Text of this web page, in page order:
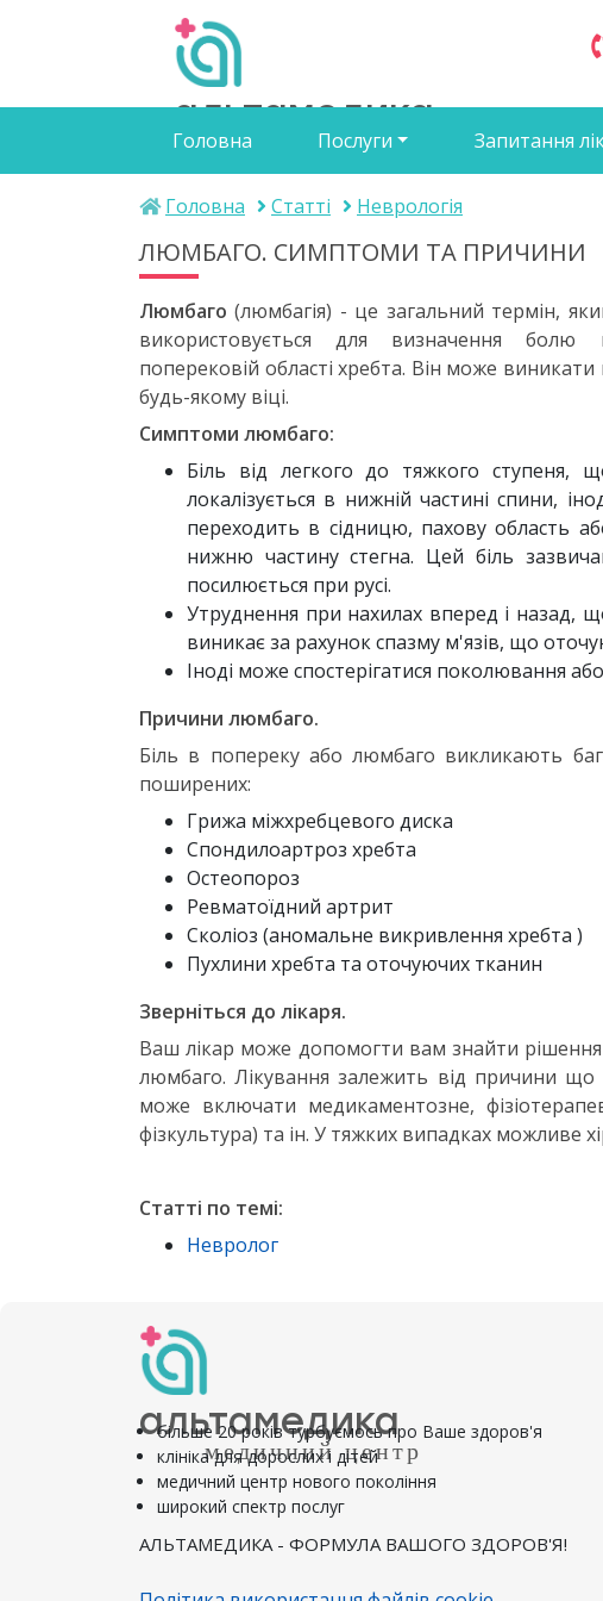
альтамедика
медичний центр
Головна Послуги Запитання
Головна Статті Неврологія
ЛЮМБАГО. СИМПТОМИ ТА ПРИЧИНИ
Люмбаго (люмбагія) - це загальний термін,
використовується для визначення болю
поперековій області хребта. Він може виникати
будь-якому віці.
Симптоми люмбаго:
Біль від легкого до тяжкого ступеня,
локалізується в нижній частині спини,
переходить в сідницю, пахову область
нижню частину стегна. Цей біль
посилюється при русі.
Утруднення при нахилах вперед і назад,
виникає за рахунок спазму м'язів, що
Іноді може спостерігатися поколювання або
Причини люмбаго.
Біль в попереку або люмбаго викликають
поширених:
Грижа міжхребцевого диска
Спондилоартроз хребта
Остеопороз
Ревматоїдний артрит
Сколіоз (аномальне викривлення хребта )
Пухлини хребта та оточуючих тканин
Зверніться до лікаря.
Ваш лікар може допомогти вам знайти
люмбаго. Лікування залежить від причини що
може включати медикаментозне,
фізкультура) та ін. У тяжких випадках можливе
Статті по темі:
Невролог
альтамедика
медичний центр
більше 20 років турбуємось про Ваше здоров'я
клініка для дорослих і дітей
медичний центр нового покоління
широкий спектр послуг
АЛЬТАМЕДИКА - ФОРМУЛА ВАШОГО ЗДОРОВ'Я!